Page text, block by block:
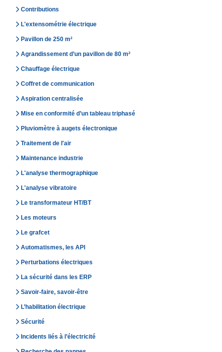
Contributions
L'extensométrie électrique
Pavillon de 250 m²
Agrandissement d’un pavillon de 80 m²
Chauffage électrique
Coffret de communication
Aspiration centralisée
Mise en conformité d’un tableau triphasé
Pluviomètre à augets électronique
Traitement de l'air
Maintenance industrie
L'analyse thermographique
L'analyse vibratoire
Le transformateur HT/BT
Les moteurs
Le grafcet
Automatismes, les API
Perturbations électriques
La sécurité dans les ERP
Savoir-faire, savoir-être
L’habilitation électrique
Sécurité
Incidents liés à l’électricité